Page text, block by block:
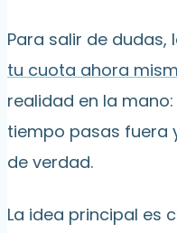
Para salir de dudas,
tu cuota ahora
realidad en la
tiempo pasas fuera
de verdad.
La idea principal es